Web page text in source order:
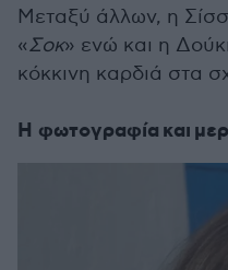
Μεταξύ άλλων, η
«Σοκ» ενώ και η
κόκκινη καρδιά στα
Η φωτογραφία και